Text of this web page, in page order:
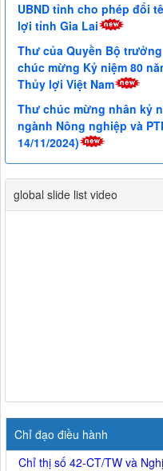
UBND tỉnh cho phép đổi
lợi tỉnh Gia Lai
Thư của Quyền Bộ
chúc mừng Kỷ niệm 80
Thủy lợi Việt Nam
Thư chúc mừng nhân kỷ
ngành Nông nghiệp và
14/11/2024)
global slide list video
Chỉ đạo điều hành
Chỉ thị số 42-CT/TW và